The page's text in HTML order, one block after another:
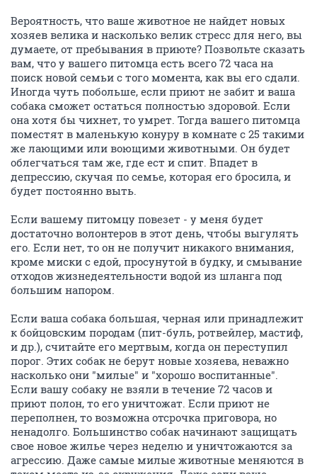
Вероятность, что ваше животное не найдет новых
хозяев велика и насколько велик стресс для него, вы
думаете, от пребывания в приюте? Позвольте сказать
вам, что у вашего питомца есть всего 72 часа на
поиск новой семьи с того момента, как вы его сдали.
Иногда чуть побольше, если приют не забит и ваша
собака сможет остаться полностью здоровой. Если
она хотя бы чихнет, то умрет. Тогда вашего питомца
поместят в маленькую конуру в комнате с 25 такими
же лающими или воющими животными. Он будет
облегчаться там же, где ест и спит. Впадет в
депрессию, скучая по семье, которая его бросила, и
будет постоянно выть.
Если вашему питомцу повезет - у меня будет
достаточно волонтеров в этот день, чтобы выгулять
его. Если нет, то он не получит никакого внимания,
кроме миски с едой, просунутой в будку, и смывание
отходов жизнедеятельности водой из шланга под
большим напором.
Если ваша собака большая, черная или принадлежит
к бойцовским породам (пит-буль, ротвейлер, мастиф,
и др.), считайте его мертвым, когда он переступил
порог. Этих собак не берут новые хозяева, неважно
насколько они "милые" и "хорошо воспитанные".
Если вашу собаку не взяли в течение 72 часов и
приют полон, то его уничтожат. Если приют не
переполнен, то возможна отсрочка приговора, но
ненадолго. Большинство собак начинают защищать
свое новое жилье через неделю и уничтожаются за
агрессию. Даже самые милые животные меняются в